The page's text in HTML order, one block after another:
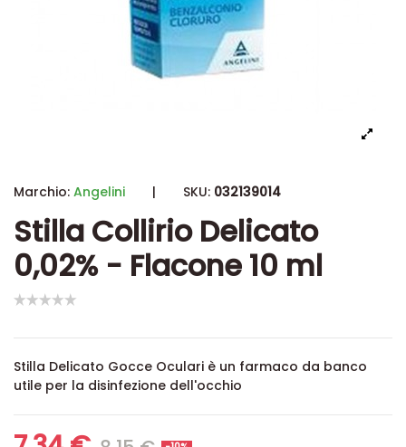
Marchio: Angelini | SKU: 032139014
Stilla Collirio Delicato
0,02% - Flacone 10 ml
Stilla Delicato Gocce Oculari è un farmaco da banco
utile per la disinfezione dell'occhio